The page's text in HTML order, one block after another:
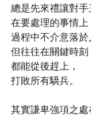
總是先來禮讓對手
在要處理的事情上
過程中不介意落於
但往往在關鍵時刻
都能從後趕上，
打敗所有驕兵。
其實謙卑強項之處